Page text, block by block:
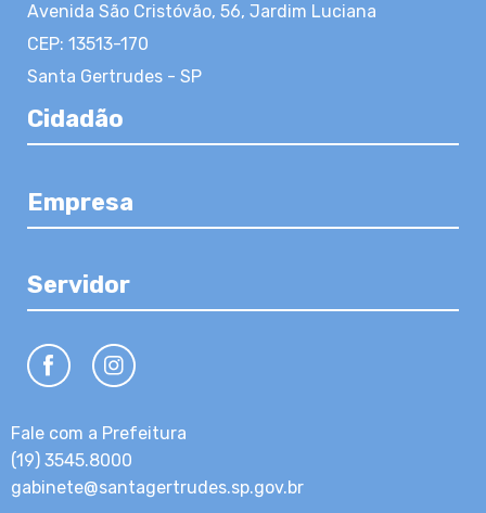
Avenida São Cristóvão, 56, Jardim Luciana
CEP: 13513-170
Santa Gertrudes - SP
Cidadão
Empresa
Servidor
Fale com a Prefeitura
(19) 3545.8000
gabinete@santagertrudes.sp.gov.br